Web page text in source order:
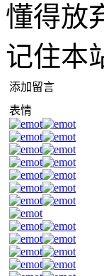
懂得放
记住本
添加留言
表情